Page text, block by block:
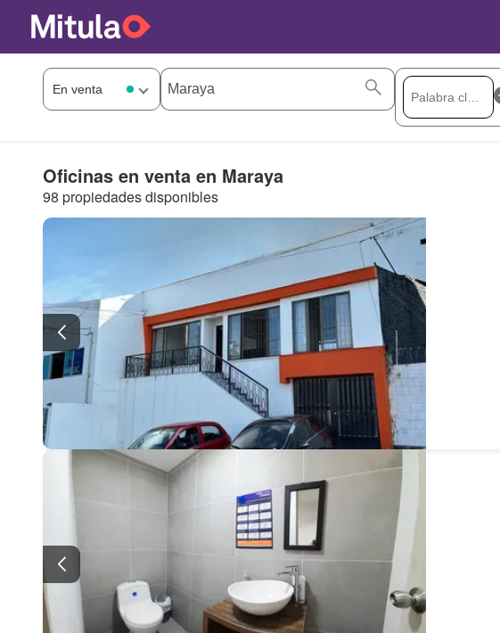
Oficinas en venta en Maraya
98 propiedades disponibles